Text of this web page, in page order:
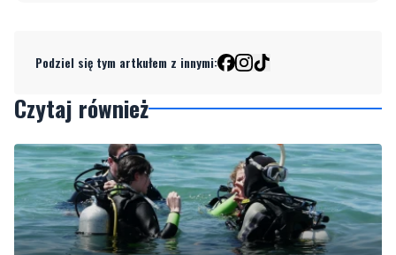
Podziel się tym artkułem z innymi:
Czytaj również